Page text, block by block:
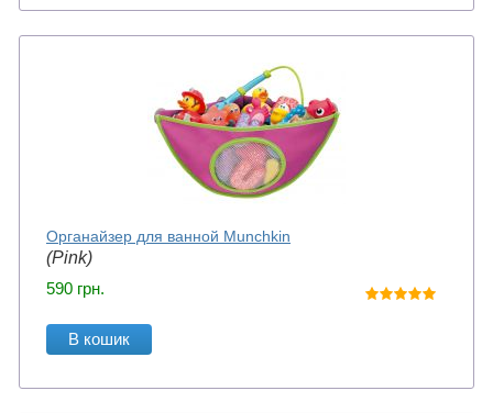
Органайзер для ванной Munchkin
(Pink)
590 грн.
В кошик